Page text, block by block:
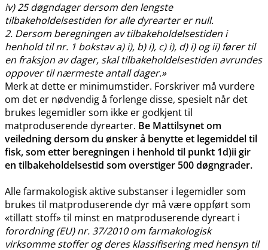
iv) 25 døgndager dersom den lengste
tilbakeholdelsestiden for alle dyrearter er null.
2. Dersom beregningen av tilbakeholdelsestiden i
henhold til nr. 1 bokstav a) i), b) i), c) i), d) i) og ii) fører til
en fraksjon av dager, skal tilbakeholdelsestiden avrundes
oppover til nærmeste antall dager.»
Merk at dette er minimumstider. Forskriver må vurdere
om det er nødvendig å forlenge disse, spesielt når det
brukes legemidler som ikke er godkjent til
matproduserende dyrearter. Be Mattilsynet om
veiledning dersom du ønsker å benytte et legemiddel til
fisk, som etter beregningen i henhold til punkt 1d)ii gir
en tilbakeholdelsestid som overstiger 500 døgngrader.
Alle farmakologisk aktive substanser i legemidler som
brukes til matproduserende dyr må være oppført som
«tillatt stoff» til minst en matproduserende dyreart i
forordning (EU) nr. 37/2010 om farmakologisk
virksomme stoffer og deres klassifisering med hensyn til